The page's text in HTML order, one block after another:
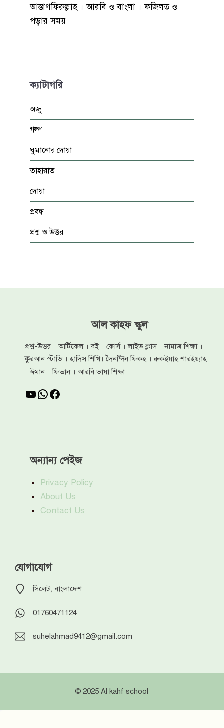
আস্তাগফিরুল্লাহ । আরবি ও বাংলা । ফজিলত ও
পড়ার সময়
ক্যাটাগরি
অজু
গল্প
ঘুমানোর দোয়া
তাহারাত
দোয়া
প্রবন্ধ
প্রশ্ন ও উত্তর
আল কাহফ স্কুল
প্রশ্ন-উত্তর । আর্টিকেল । বই । কোর্স । লাইভ ক্লাস । নামাজ শিক্ষা ।
কুরআন স্টাডি । হাদিস শিখি। দৈনন্দিন ফিকহ । রুকইয়াহ শারইয়্যাহ
। ঈমান । ফিতান । আরবি ভাষা শিক্ষা।
YouTube
WhatsApp
Facebook
অন্যান্য পেইজ
Privacy Policy
About Us
Contact Us
যোগাযোগ
সিলেট, বাংলাদেশ
01760471124
suhelahmad9412@gmail.com
© 2025 Al kahf school